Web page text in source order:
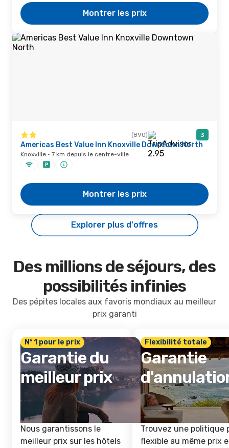
Montrer les prix
(890) 3
Americas Best Value Inn Knoxville Downtown North
Knoxville · 7 km depuis le centre-ville
Montrer les prix
Explorer plus d'offres
Des millions de séjours, des
possibilités infinies
Des pépites locales aux favoris mondiaux au meilleur
prix garanti
Nº 1 pour le prix
Garantie du
meilleur prix
Nous garantissons le
meilleur prix sur les hôtels
Flexibilité totale
Garantie
Trouvez une politique
flexible au même prix